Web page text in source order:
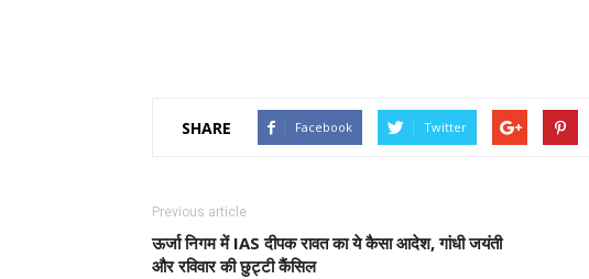
SHARE Facebook Twitter
Previous article
ऊर्जा निगम में IAS दीपक रावत का ये कैसा आदेश, गांधी जयंती
और रविवार की छुट्टी कैंसिल